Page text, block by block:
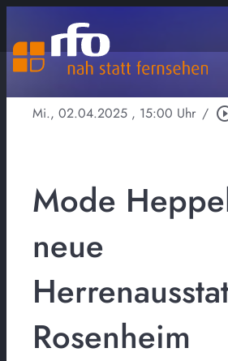
Mi., 02.04.2025 , 15:00 Uhr /
Mode
neue
Rosenheim